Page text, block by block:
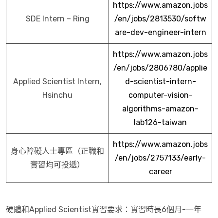
SDE Intern – Ring
https://www.amazon.jobs
/en/jobs/2813530/softw
are-dev-engineer-intern
Applied Scientist Intern,
Hsinchu
https://www.amazon.jobs
/en/jobs/2806780/applie
d-scientist-intern-
computer-vision-
algorithms-amazon-
lab126-taiwan
身心障礙人士專區（正職和
實習均可投遞）
https://www.amazon.jobs
/en/jobs/2757133/early-
career
硬體和Applied Scientist實習要求：實習時長6個月-一年